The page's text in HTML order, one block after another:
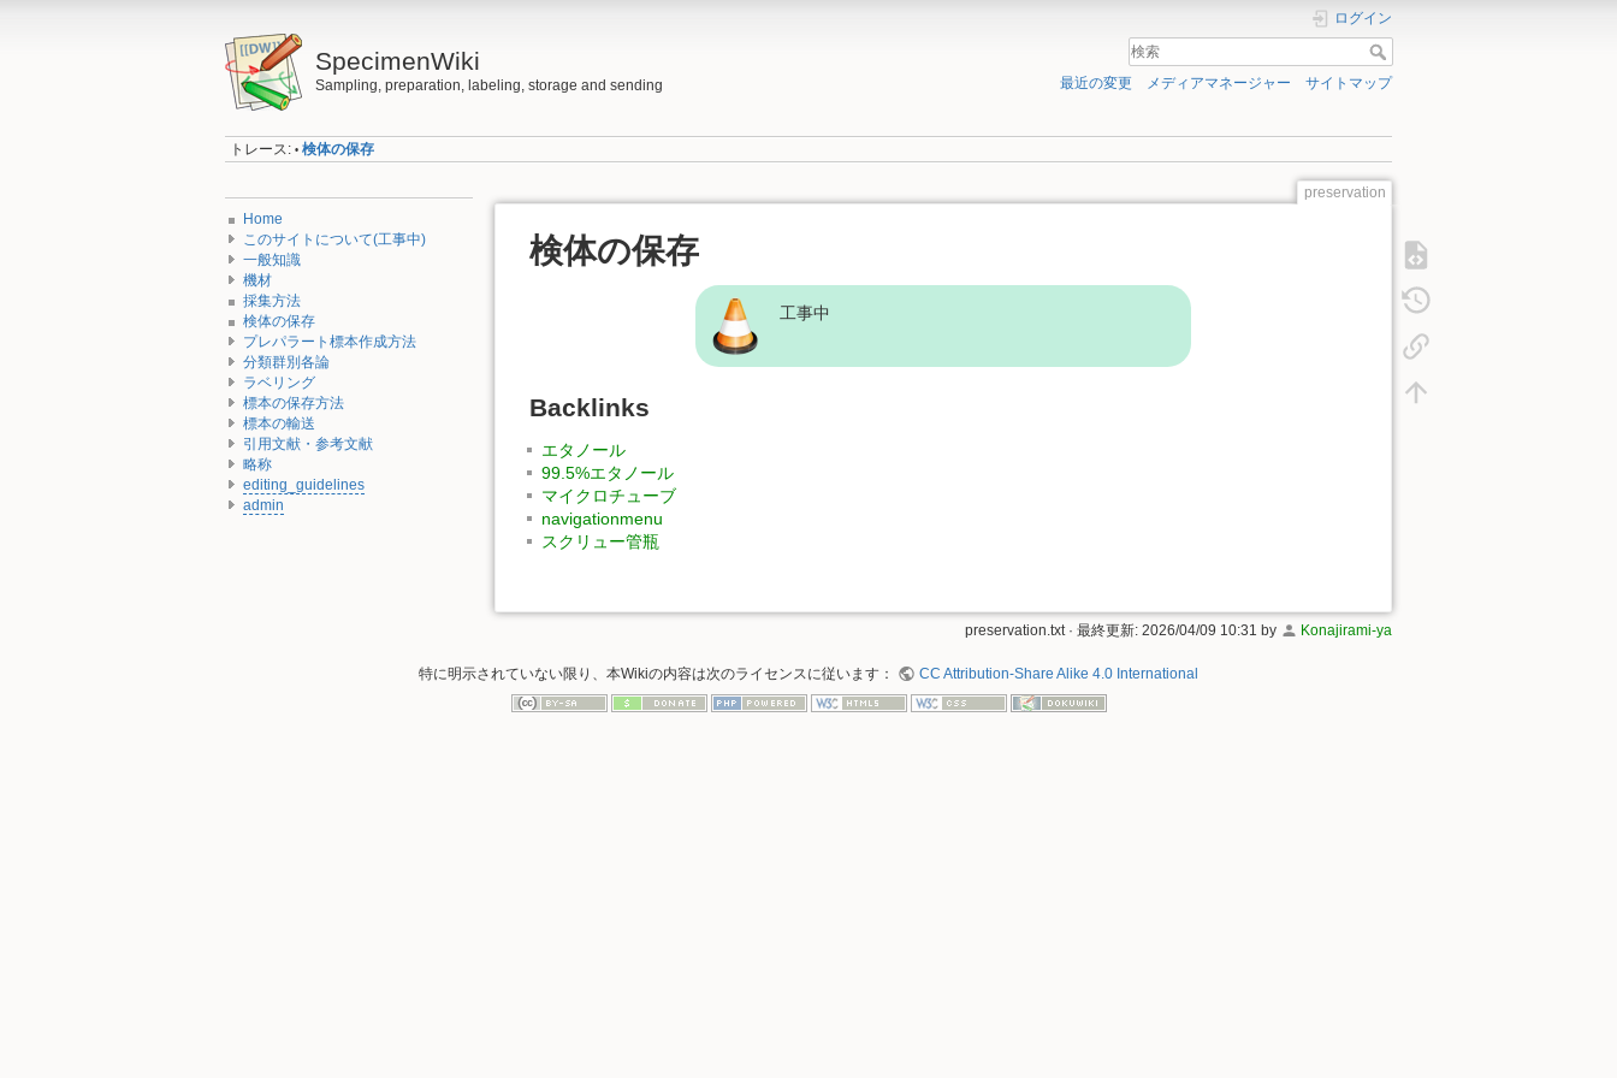
SpecimenWiki
Sampling, preparation, labeling, storage and sending
ログイン
最近の変更 メディアマネージャー サイトマップ
トレース: • 検体の保存
Home
このサイトについて(工事中)
一般知識
機材
採集方法
検体の保存
プレパラート標本作成方法
分類群別各論
ラベリング
標本の保存方法
標本の輸送
引用文献・参考文献
略称
editing_guidelines
admin
preservation
検体の保存
工事中
Backlinks
エタノール
99.5%エタノール
マイクロチューブ
navigationmenu
スクリュー管瓶
preservation.txt· 最終更新: 2026/04/09 10:31 by Konajirami-ya
特に明示されていない限り、本Wikiの内容は次のライセンスに従います： CC Attribution-Share Alike 4.0 International